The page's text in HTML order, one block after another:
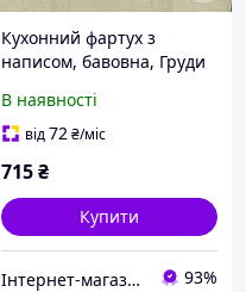
Кухонний фартух з
написом, бавовна, Груди
В наявності
від72₴/міс
715₴
Купити
Інтернет-магазин Подарунки 93%